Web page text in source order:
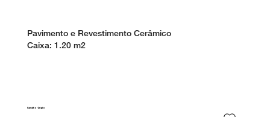
Carvalho Grigio
Pavimento e Revestimento Cerâmico
Caixa: 1.20 m2